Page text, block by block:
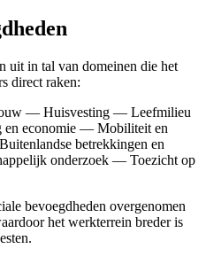
uit in tal van domeinen die het
direct raken:
— Huisvesting — Leefmilieu
economie — Mobiliteit en
betrekkingen en
onderzoek — Toezicht op
bevoegdheden overgenomen
het werkterrein breder is